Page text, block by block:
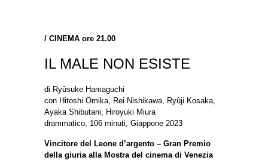
/ CINEMA ore 21.00
IL MALE NON ESISTE
di Ryûsuke Hamaguchi
con Hitoshi Omika, Rei Nishikawa, Ryûji Kosaka,
Ayaka Shibutani, Hiroyuki Miura
drammatico, 106 minuti, Giappone 2023
Vincitore del Leone d’argento – Gran Premio
della giuria alla Mostra del cinema di Venezia